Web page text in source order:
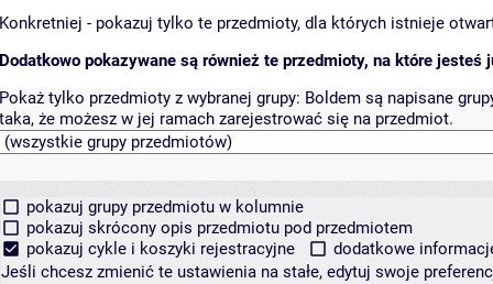
Konkretniej - pokazuj tylko te przedmioty, dla których istnieje
Dodatkowo pokazywane są również te przedmioty, na które jesteś
Pokaż tylko przedmioty z wybranej grupy: Boldem są napisane
taka, że możesz w jej ramach zarejestrować się na przedmiot.
pokazuj grupy przedmiotu w kolumnie
pokazuj skrócony opis przedmiotu pod przedmiotem
pokazuj cykle i koszyki rejestracyjne
dodatkowe
Jeśli chcesz zmienić te ustawienia na stałe, edytuj swoje